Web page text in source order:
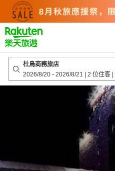
top
page
杜烏商務旅店
2026/8/20 - 2026/8/21 | 2 位住客 |